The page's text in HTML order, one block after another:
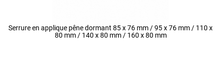
Serrure en applique pêne dormant 85 x 76 mm / 95 x 76 mm / 110 x
80 mm / 140 x 80 mm / 160 x 80 mm